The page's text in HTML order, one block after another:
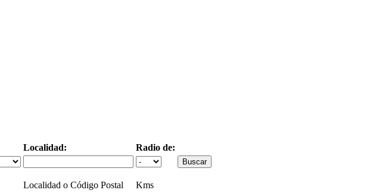
Localidad: Radio de:
Localidad o Código Postal Kms